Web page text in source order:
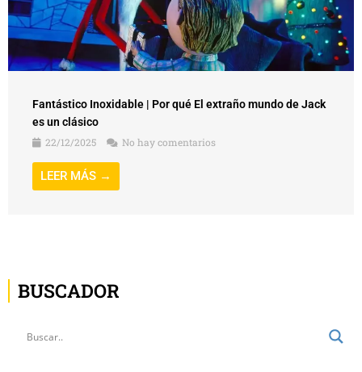
Fantástico Inoxidable | Por qué El extraño mundo de Jack
es un clásico
22/12/2025
No hay comentarios
LEER MÁS →
BUSCADOR